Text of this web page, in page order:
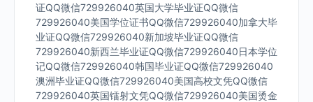
证QQ微信729926040英国大学毕业证QQ微信
729926040美国学位证书QQ微信729926040加拿大毕
业证QQ微信729926040新加坡毕业证QQ微信
729926040新西兰毕业证QQ微信729926040日本学位
记QQ微信729926040韩国毕业证QQ微信729926040
澳洲毕业证QQ微信729926040美国高校文凭QQ微信
729926040英国镭射文凭QQ微信729926040美国烫金